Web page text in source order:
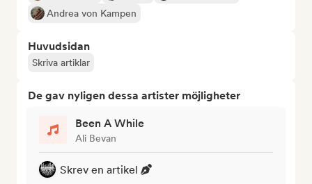
Andrea von Kampen
Huvudsidan
Skriva artiklar
De gav nyligen dessa artister möjligheter
Been A While
Ali Bevan
Skrev en artikel